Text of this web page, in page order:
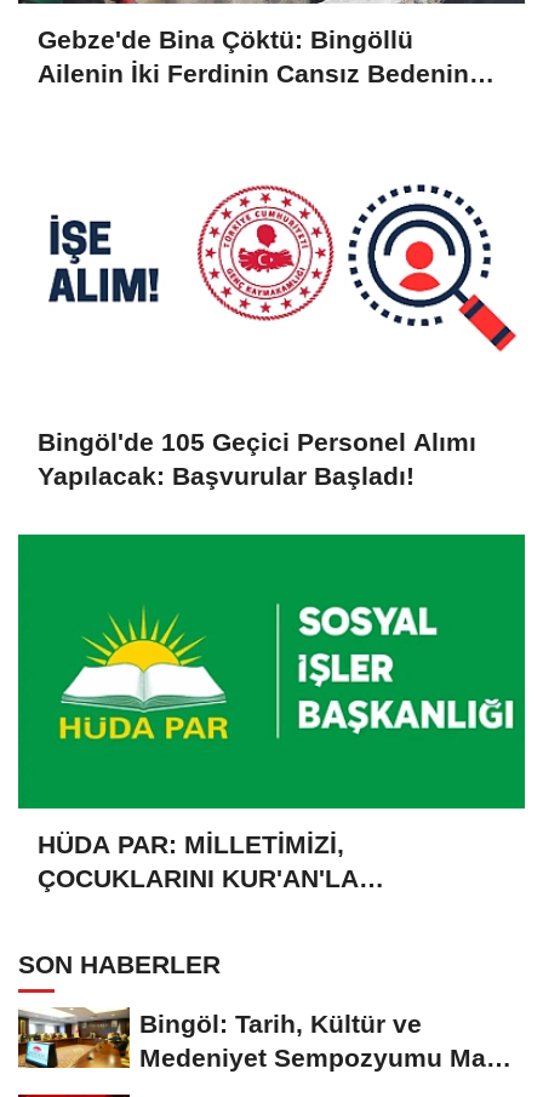
Gebze'de Bina Çöktü: Bingöllü
Ailenin İki Ferdinin Cansız Bedenine
Bingöl'de 105 Geçici Personel Alımı
Yapılacak: Başvurular Başladı!
HÜDA PAR: MİLLETİMİZİ,
ÇOCUKLARINI KUR'AN'LA
SON HABERLER
Bingöl: Tarih, Kültür ve
Medeniyet Sempozyumu Mayıs